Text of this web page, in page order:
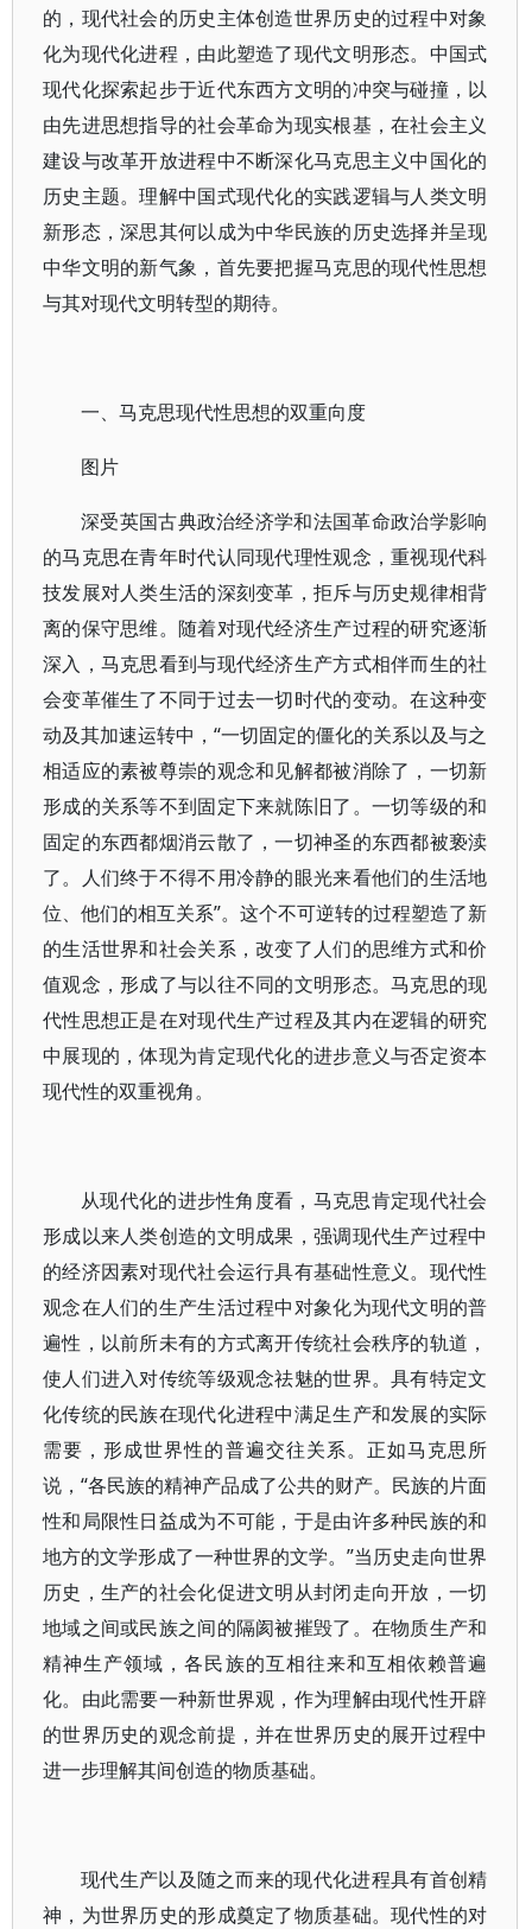
的，现代社会的历史主体创造世界历史的过程中对象
化为现代化进程，由此塑造了现代文明形态。中国式
现代化探索起步于近代东西方文明的冲突与碰撞，以
由先进思想指导的社会革命为现实根基，在社会主义
建设与改革开放进程中不断深化马克思主义中国化的
历史主题。理解中国式现代化的实践逻辑与人类文明
新形态，深思其何以成为中华民族的历史选择并呈现
中华文明的新气象，首先要把握马克思的现代性思想
与其对现代文明转型的期待。
一、马克思现代性思想的双重向度
图片
深受英国古典政治经济学和法国革命政治学影响
的马克思在青年时代认同现代理性观念，重视现代科
技发展对人类生活的深刻变革，拒斥与历史规律相背
离的保守思维。随着对现代经济生产过程的研究逐渐
深入，马克思看到与现代经济生产方式相伴而生的社
会变革催生了不同于过去一切时代的变动。在这种变
动及其加速运转中，“一切固定的僵化的关系以及与之
相适应的素被尊崇的观念和见解都被消除了，一切新
形成的关系等不到固定下来就陈旧了。一切等级的和
固定的东西都烟消云散了，一切神圣的东西都被亵渎
了。人们终于不得不用冷静的眼光来看他们的生活地
位、他们的相互关系”。这个不可逆转的过程塑造了新
的生活世界和社会关系，改变了人们的思维方式和价
值观念，形成了与以往不同的文明形态。马克思的现
代性思想正是在对现代生产过程及其内在逻辑的研究
中展现的，体现为肯定现代化的进步意义与否定资本
现代性的双重视角。
从现代化的进步性角度看，马克思肯定现代社会
形成以来人类创造的文明成果，强调现代生产过程中
的经济因素对现代社会运行具有基础性意义。现代性
观念在人们的生产生活过程中对象化为现代文明的普
遍性，以前所未有的方式离开传统社会秩序的轨道，
使人们进入对传统等级观念祛魅的世界。具有特定文
化传统的民族在现代化进程中满足生产和发展的实际
需要，形成世界性的普遍交往关系。正如马克思所
说，“各民族的精神产品成了公共的财产。民族的片面
性和局限性日益成为不可能，于是由许多种民族的和
地方的文学形成了一种世界的文学。”当历史走向世界
历史，生产的社会化促进文明从封闭走向开放，一切
地域之间或民族之间的隔阂被摧毁了。在物质生产和
精神生产领域，各民族的互相往来和互相依赖普遍
化。由此需要一种新世界观，作为理解由现代性开辟
的世界历史的观念前提，并在世界历史的展开过程中
进一步理解其间创造的物质基础。
现代生产以及随之而来的现代化进程具有首创精
神，为世界历史的形成奠定了物质基础。现代性的对